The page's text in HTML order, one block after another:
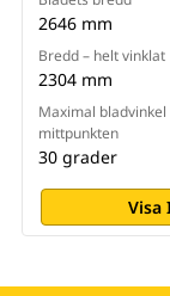
2646 mm
Bredd – helt vinklat
2304 mm
Maximal
mittpunkten
30 grader
Visa